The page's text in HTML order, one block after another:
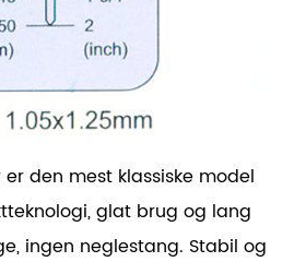
er den mest klassiske model
glat brug og lang
ingen neglestang. Stabil og